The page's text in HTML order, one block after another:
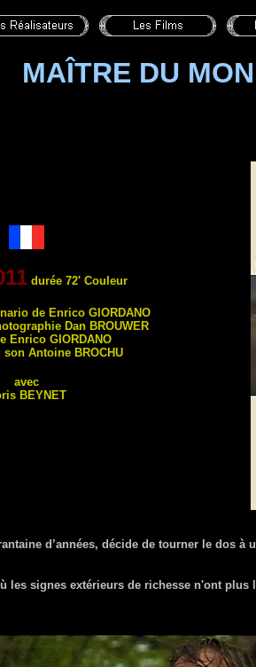
MAÎTRE DU
durée 72' Couleur
de Enrico GIORDANO
Dan BROUWER
Enrico GIORDANO
son Antoine BROCHU
avec
BEYNET
d’années, décide de tourner le dos
les signes extérieurs de richesse n'ont